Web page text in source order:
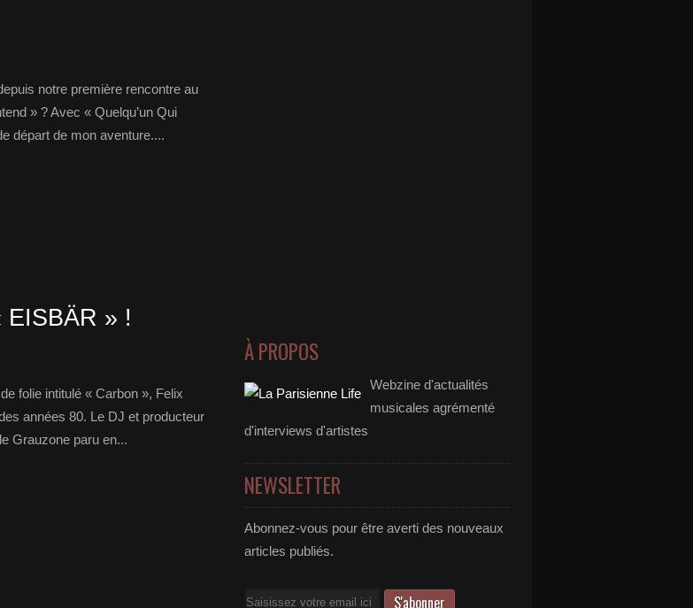
notre première rencontre au
» ? Avec « Quelqu’un Qui
départ de mon aventure....
» !
folie intitulé « Carbon », Felix
années 80. Le DJ et producteur
Grauzone paru en...
À PROPOS
Webzine d'actualités
musicales agrémenté
d'interviews d'artistes
NEWSLETTER
Abonnez-vous pour être averti des nouveaux
articles publiés.
Email